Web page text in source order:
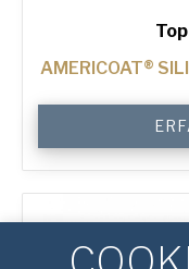
AMERICOAT®
Pizza
Tray
Menge